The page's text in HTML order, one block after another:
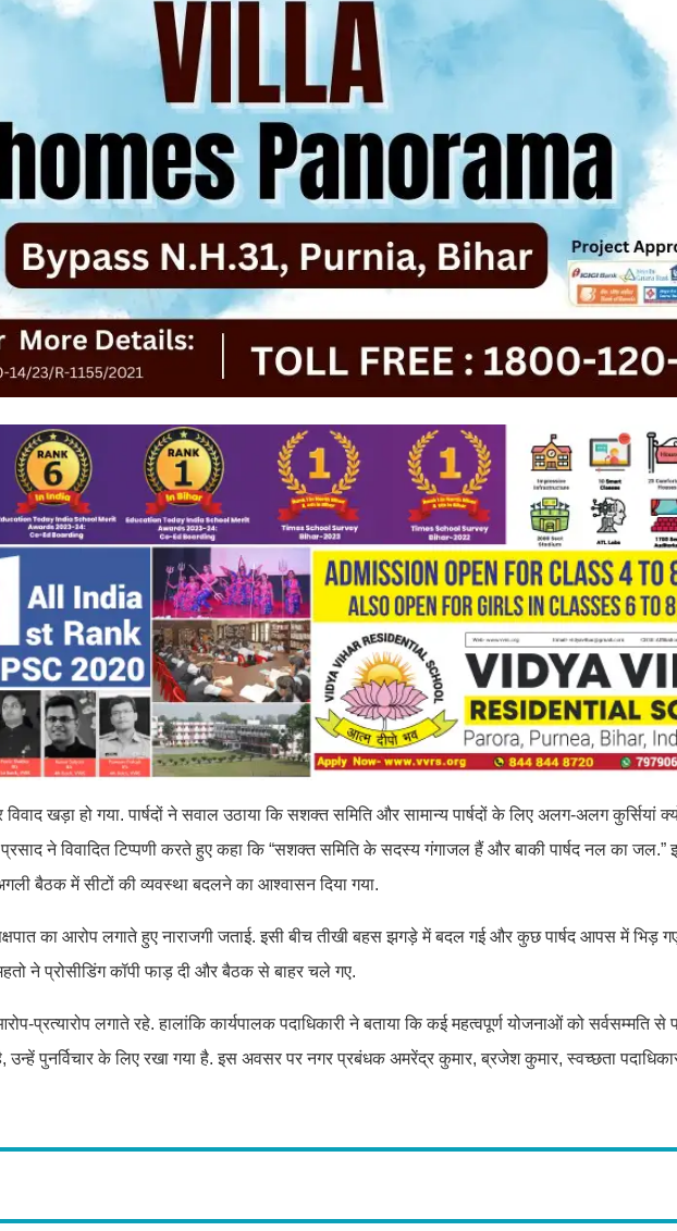
खड़ा हो गया. पार्षदों ने सवाल उठाया कि सशक्त समिति और सामान्य पार्षदों के लिए अलग-अलग कुर्सियां
ने विवादित टिप्पणी करते हुए कहा कि “सशक्त समिति के सदस्य गंगाजल हैं और बाकी पार्षद नल का जल.”
बैठक में सीटों की व्यवस्था बदलने का आश्वासन दिया गया.
पक्षपात का आरोप लगाते हुए नाराजगी जताई. इसी बीच तीखी बहस झगड़े में बदल गई और कुछ पार्षद आपस में भिड़
महतो ने प्रोसीडिंग कॉपी फाड़ दी और बैठक से बाहर चले गए.
प्रत्यारोप लगाते रहे. हालांकि कार्यपालक पदाधिकारी ने बताया कि कई महत्वपूर्ण योजनाओं को सर्वसम्मति से
पुनर्विचार के लिए रखा गया है. इस अवसर पर नगर प्रबंधक अमरेंद्र कुमार, ब्रजेश कुमार, स्वच्छता